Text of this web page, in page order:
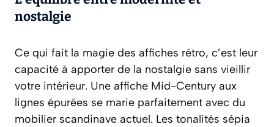
nostalgie
Ce qui fait la magie des affiches rétro, c’est leur
capacité à apporter de la nostalgie sans vieillir
votre intérieur. Une affiche Mid-Century aux
lignes épurées se marie parfaitement avec du
mobilier scandinave actuel. Les tonalités sépia